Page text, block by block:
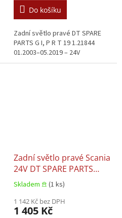
Do košíku
Zadní světlo pravé DT SPARE
PARTS G I, P R T 19 1.21844
01.2003–05.2019 – 24V
Zadní světlo pravé Scania
24V DT SPARE PARTS
1.21427 G I, P R T 19
03.2004–05.2019
Skladem 𖠿 (1 ks)
1 142 Kč bez DPH
1 405 Kč